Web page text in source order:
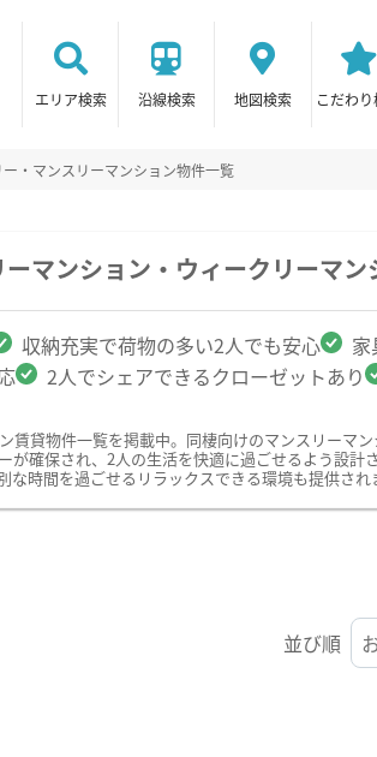
エリア検索 沿線検索 地図検索 こだわ
・マンスリーマンション物件一覧
マンション・ウィークリーマン
収納充実で荷物の多い2人でも安心
2人でシェアできるクローゼットあり
貸物件一覧を掲載中。同棲向けのマンスリーマ
確保され、2人の生活を快適に過ごせるよう設
時間を過ごせるリラックスできる環境も提供され
並び順